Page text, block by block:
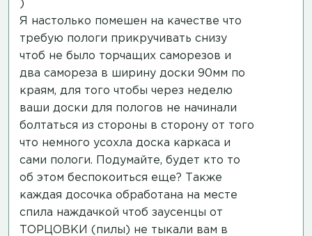
)
Я настолько помешен на качестве что
требую пологи прикручивать снизу
чтоб не было торчащих саморезов и
два самореза в ширину доски 90мм по
краям, для того чтобы через неделю
ваши доски для пологов не начинали
болтаться из стороны в сторону от того
что немного усохла доска каркаса и
сами пологи. Подумайте, будет кто то
об этом беспокоиться еще? Также
каждая досочка обработана на месте
спила наждачкой чтоб заусенцы от
ТОРЦОВКИ (пилы) не тыкали вам в